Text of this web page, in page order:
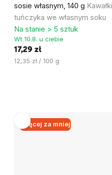
sosie własnym, 140 g Kawałki
tuńczyka we własnym soku
Na stanie > 5 sztuk
Wt 10.8. u ciebie
17,29 zł
Cena
12,35 zł / 100 g
Więcej za mniej